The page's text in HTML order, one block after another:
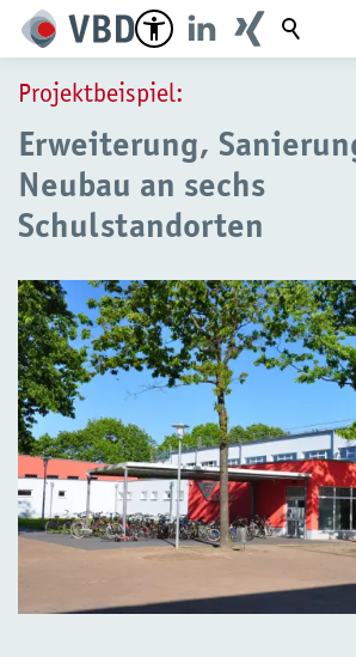
Projektbeispiel:
Erweiterung,
Neubau an sechs
Schulstandorten